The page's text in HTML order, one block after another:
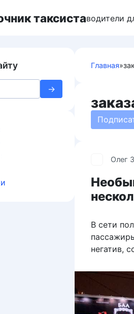
таксиставодители
Главная»
Олег
В сети
негатив,